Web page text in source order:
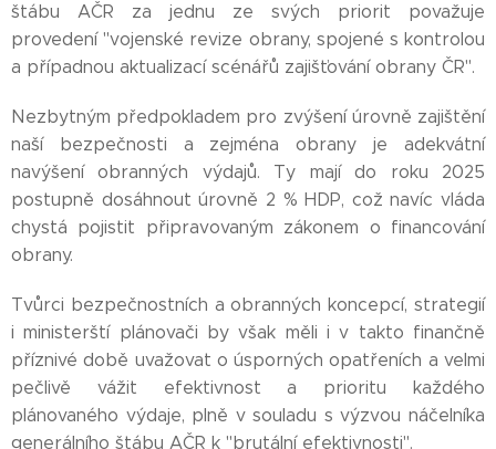
štábu AČR za jednu ze svých priorit považuje
provedení "vojenské revize obrany, spojené s kontrolou
a případnou aktualizací scénářů zajišťování obrany ČR".
Nezbytným předpokladem pro zvýšení úrovně zajištění
naší bezpečnosti a zejména obrany je adekvátní
navýšení obranných výdajů. Ty mají do roku 2025
postupně dosáhnout úrovně 2 % HDP, což navíc vláda
chystá pojistit připravovaným zákonem o financování
obrany.
Tvůrci bezpečnostních a obranných koncepcí, strategií
i ministerští plánovači by však měli i v takto finančně
příznivé době uvažovat o úsporných opatřeních a velmi
pečlivě vážit efektivnost a prioritu každého
plánovaného výdaje, plně v souladu s výzvou náčelníka
generálního štábu AČR k "brutální efektivnosti".